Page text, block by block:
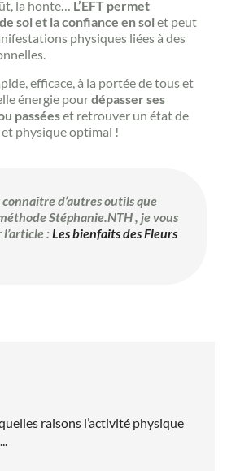
la honte… L’EFT permet
soi et la confiance en soiet peut
physiques liées à des
efficace, à la portée de tous et
énergie pourdépasser ses
passéeset retrouver un état de
physique optimal !
d’autres outils que
Stéphanie.NTH , je vous
:Les bienfaits des Fleurs
raisons l’activité physique